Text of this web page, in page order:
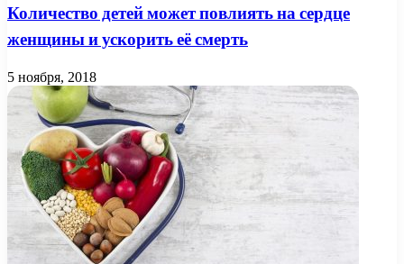
Количество детей может повлиять на сердце
женщины и ускорить её смерть
5 ноября, 2018